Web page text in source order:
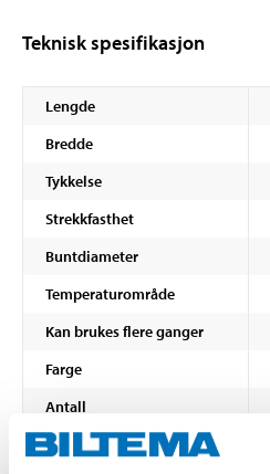
Teknisk spesifikasjon
Lengde
Bredde
Tykkelse
Strekkfasthet
Buntdiameter
Temperaturområde
Kan brukes flere ganger
Farge
Antall